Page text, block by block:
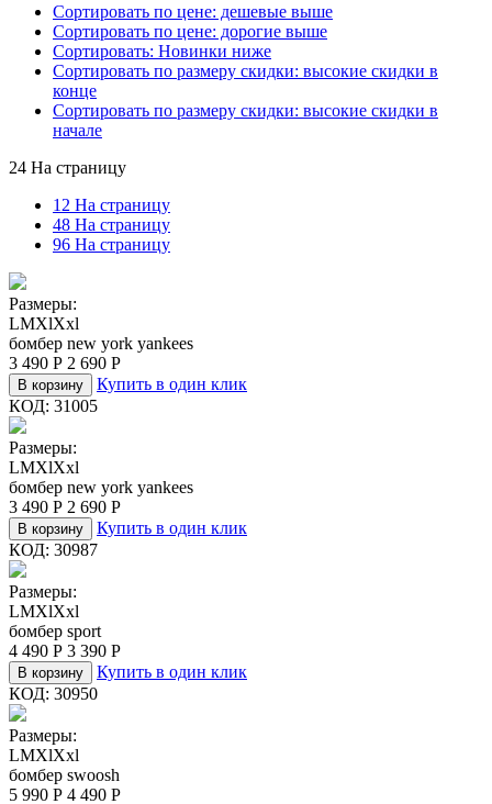
Сортировать по цене: дешевые выше
Сортировать по цене: дорогие выше
Сортировать: Новинки ниже
Сортировать по размеру скидки: высокие скидки в
конце
Сортировать по размеру скидки: высокие скидки в
начале
24 На страницу
12 На страницу
48 На страницу
96 На страницу
Размеры:
LMXlXxl
бомбер new york yankees
3 490 Р 2 690 Р
В корзину
Купить в один клик
КОД: 31005
Размеры:
LMXlXxl
бомбер new york yankees
3 490 Р 2 690 Р
В корзину
Купить в один клик
КОД: 30987
Размеры:
LMXlXxl
бомбер sport
4 490 Р 3 390 Р
В корзину
Купить в один клик
КОД: 30950
Размеры:
LMXlXxl
бомбер swoosh
5 990 Р 4 490 Р